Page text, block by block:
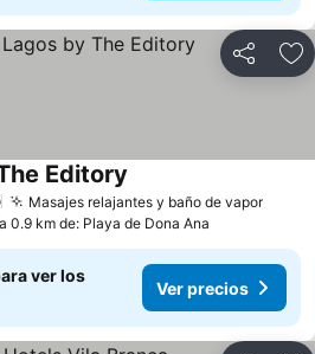
Compartir
Masajes relajantes y baño de vapor
Editory
a 0.9 km de: Playa de Dona Ana
ver los
Ver precios